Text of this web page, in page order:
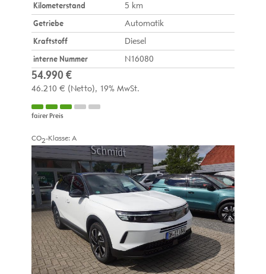
Kilometerstand
5 km
Getriebe
Automatik
Kraftstoff
Diesel
interne Nummer
N16080
54.990 €
46.210 € (Netto) 19% MwSt.
fairer Preis
CO2-Klasse: A